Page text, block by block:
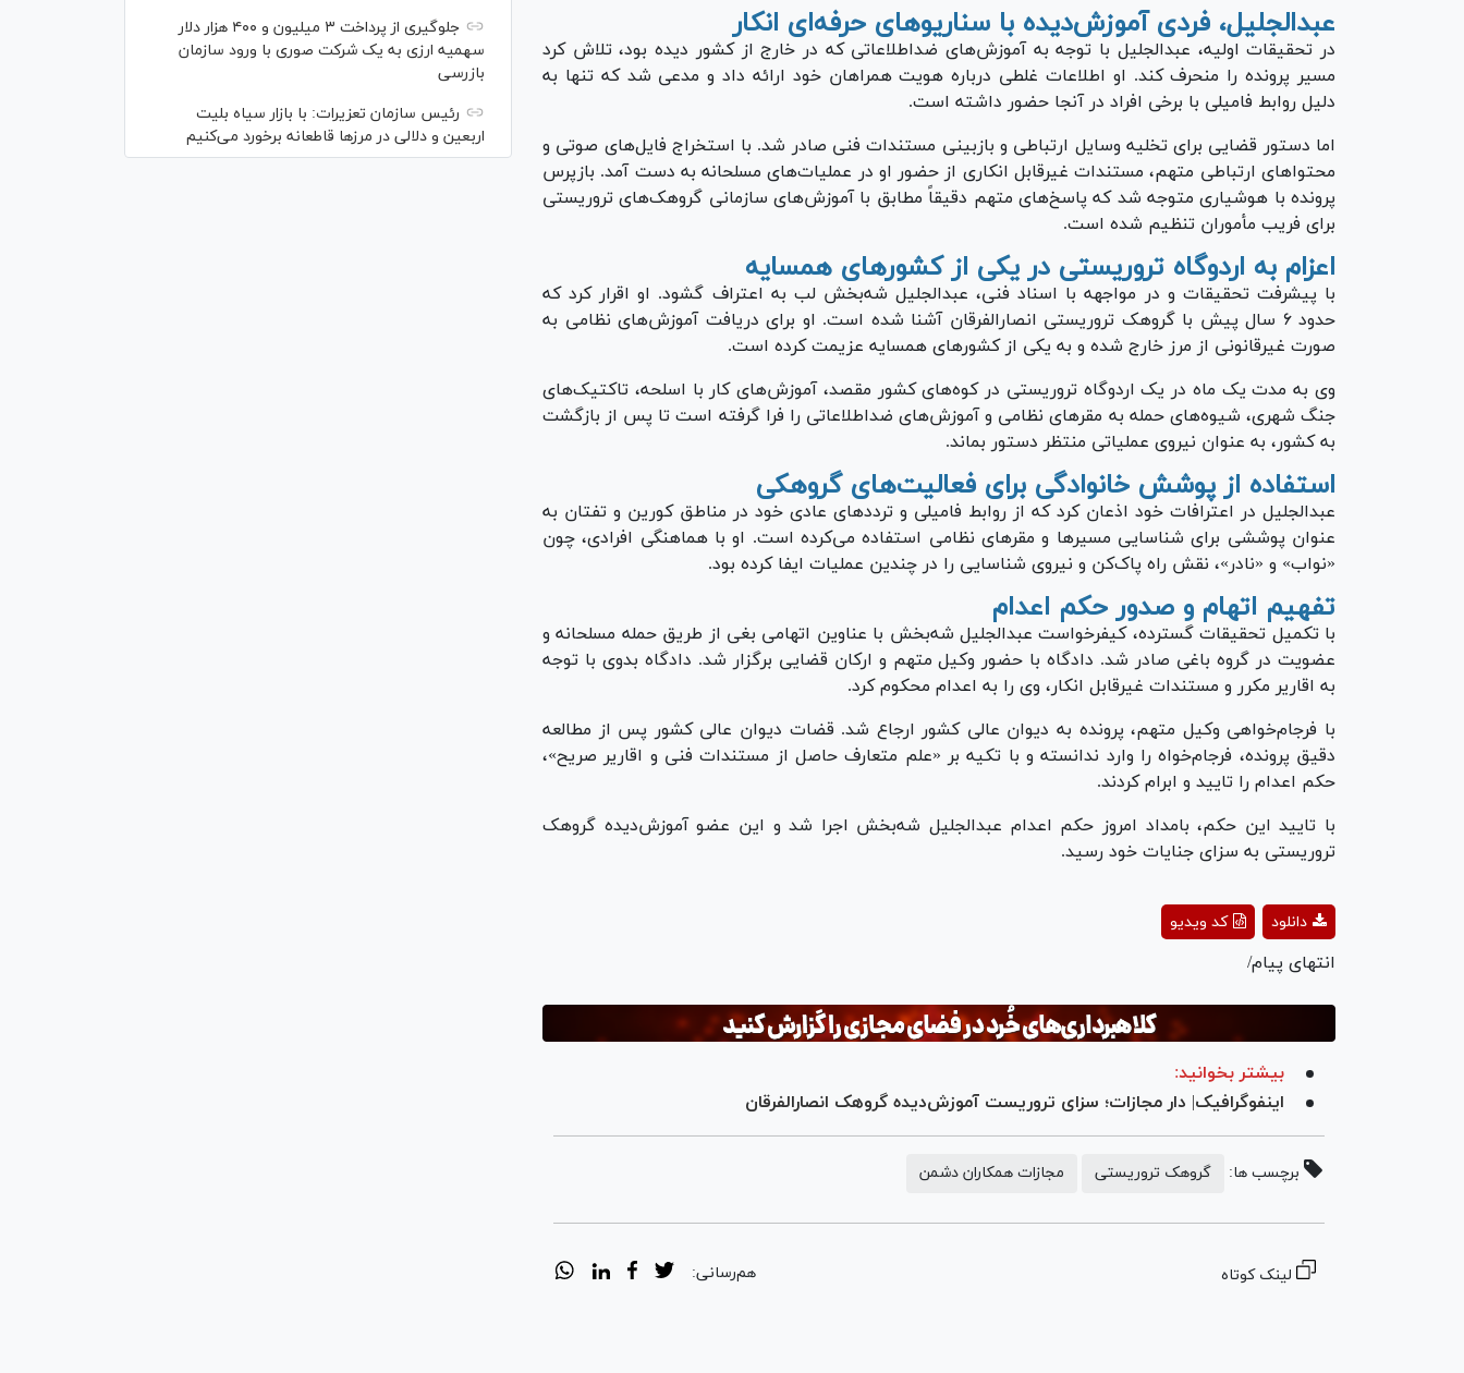
عبدالجلیل، فردی آموزش‌دیده با سناریو‌های حرفه‌ای انکار
در تحقیقات اولیه، عبدالجلیل با توجه به آموزش‌های ضداطلاعاتی که در خارج از کشور دیده بود، تلاش کرد
مسیر پرونده را منحرف کند. او اطلاعات غلطی درباره هویت همراهان خود ارائه داد و مدعی شد که تنها به
دلیل روابط فامیلی با برخی افراد در آنجا حضور داشته است.
اما دستور قضایی برای تخلیه وسایل ارتباطی و بازبینی مستندات فنی صادر شد. با استخراج فایل‌های صوتی و
محتوا‌های ارتباطی متهم، مستندات غیرقابل انکاری از حضور او در عملیات‌های مسلحانه به دست آمد. بازپرس
پرونده با هوشیاری متوجه شد که پاسخ‌های متهم دقیقاً مطابق با آموزش‌های سازمانی گروهک‌های تروریستی
برای فریب مأموران تنظیم شده است.
اعزام به اردوگاه تروریستی در یکی از کشور‌های همسایه
با پیشرفت تحقیقات و در مواجهه با اسناد فنی، عبدالجلیل شه‌بخش لب به اعتراف گشود. او اقرار کرد که
حدود ۶ سال پیش با گروهک تروریستی انصارالفرقان آشنا شده است. او برای دریافت آموزش‌های نظامی به
صورت غیرقانونی از مرز خارج شده و به یکی از کشور‌های همسایه عزیمت کرده است.
وی به مدت یک ماه در یک اردوگاه تروریستی در کوه‌های کشور مقصد، آموزش‌های کار با اسلحه، تاکتیک‌های
جنگ شهری، شیوه‌های حمله به مقر‌های نظامی و آموزش‌های ضداطلاعاتی را فرا گرفته است تا پس از بازگشت
به کشور، به عنوان نیروی عملیاتی منتظر دستور بماند.
استفاده از پوشش خانوادگی برای فعالیت‌های گروهکی
عبدالجلیل در اعترافات خود اذعان کرد که از روابط فامیلی و تردد‌های عادی خود در مناطق کورین و تفتان به
عنوان پوششی برای شناسایی مسیر‌ها و مقر‌های نظامی استفاده می‌کرده است. او با هماهنگی افرادی، چون
«نواب» و «نادر»، نقش راه پاک‌کن و نیروی شناسایی را در چندین عملیات ایفا کرده بود.
تفهیم اتهام و صدور حکم اعدام
با تکمیل تحقیقات گسترده، کیفرخواست عبدالجلیل شه‌بخش با عناوین اتهامی بغی از طریق حمله مسلحانه و
عضویت در گروه باغی صادر شد. دادگاه با حضور وکیل متهم و ارکان قضایی برگزار شد. دادگاه بدوی با توجه
به اقاریر مکرر و مستندات غیرقابل انکار، وی را به اعدام محکوم کرد.
با فرجام‌خواهی وکیل متهم، پرونده به دیوان عالی کشور ارجاع شد. قضات دیوان عالی کشور پس از مطالعه
دقیق پرونده، فرجام‌خواه را وارد ندانسته و با تکیه بر «علم متعارف حاصل از مستندات فنی و اقاریر صریح»،
حکم اعدام را تایید و ابرام کردند.
با تایید این حکم، بامداد امروز حکم اعدام عبدالجلیل شه‌بخش اجرا شد و این عضو آموزش‌دیده گروهک
تروریستی به سزای جنایات خود رسید.
کد ویدیو دانلود
انتهای پیام/
بیشتر بخوانید:
اینفوگرافیک| دار مجازات؛ سزای تروریست آموزش‌دیده گروهک انصارالفرقان
برچسب ها: گروهک تروریستی مجازات همکاران دشمن
لینک کوتاه هم‌رسانی:
جلوگیری از پرداخت ۳ میلیون و ۴۰۰ هزار دلار
سهمیه ارزی به یک شرکت صوری با ورود سازمان
بازرسی
رئیس سازمان تعزیرات: با بازار سیاه بلیت
اربعین و دلالی در مرز‌ها قاطعانه برخورد می‌کنیم